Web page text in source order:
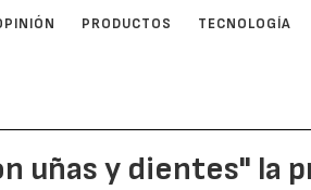
PRODUCTOS TECNOLOGÍA
uñas y dientes" la